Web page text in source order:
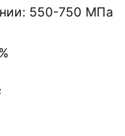
550-750 МПа